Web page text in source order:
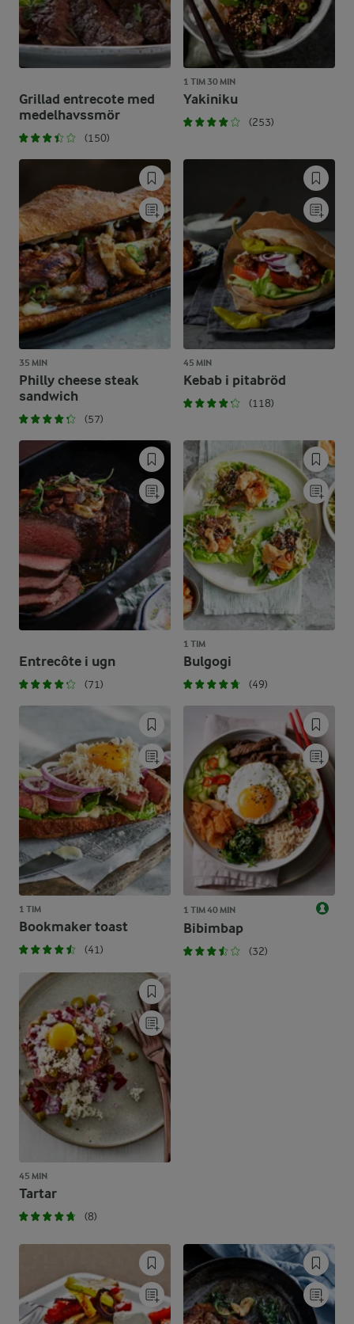
Grillad entrecote med
medelhavssmör
(150)
1 TIM 30 MIN
Yakiniku
(253)
35 MIN
Philly cheese steak
sandwich
(57)
45 MIN
Kebab i pitabröd
(118)
Entrecôte i ugn
(71)
1 TIM
Bulgogi
(49)
1 TIM
Bookmaker toast
(41)
1 TIM 40 MIN
Bibimbap
(32)
45 MIN
Tartar
(8)